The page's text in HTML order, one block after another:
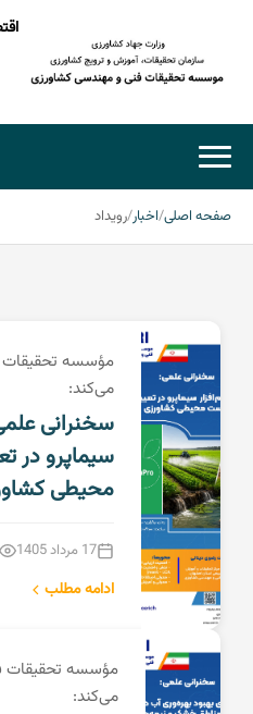
صفحه اصلی اخبار رویداد
مؤسسه تحقیقات
می‌کند:
سخنرانی
سیماپرو در
محیطی
17 مرداد 1405
ادامه مطلب
مؤسسه تحقیقات
می‌کند: